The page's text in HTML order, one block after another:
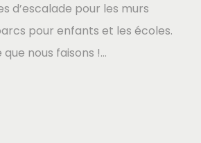
d’escalade pour les murs
pour enfants et les écoles.
nous faisons !…